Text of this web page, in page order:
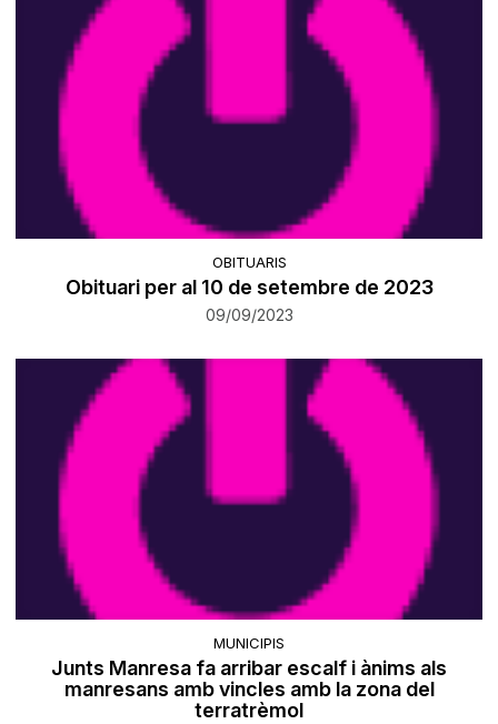
OBITUARIS
Obituari per al 10 de setembre de 2023
09/09/2023
MUNICIPIS
Junts Manresa fa arribar escalf i ànims als
manresans amb vincles amb la zona del
terratrèmol